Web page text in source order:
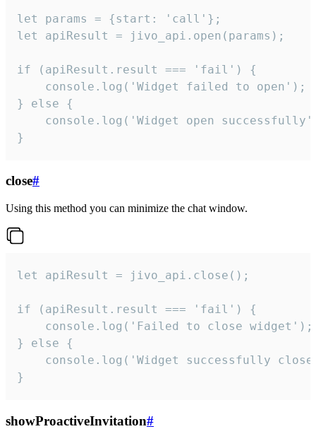
let params = {start: 'call'};
let apiResult = jivo_api.open(params);
if (apiResult.result === 'fail') {
    console.log('Widget failed to open');
} else {
console.log('Widget open
}
close#
Using this method you can minimize the chat window.
let apiResult = jivo_api.close();
if (apiResult.result === 'fail') {
    console.log('Failed to close widget');
} else {
console.log('Widget successfully
}
showProactiveInvitation#